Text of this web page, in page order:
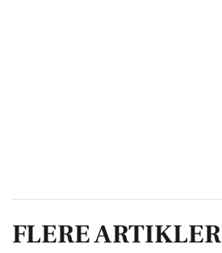
FLERE ARTIKLER